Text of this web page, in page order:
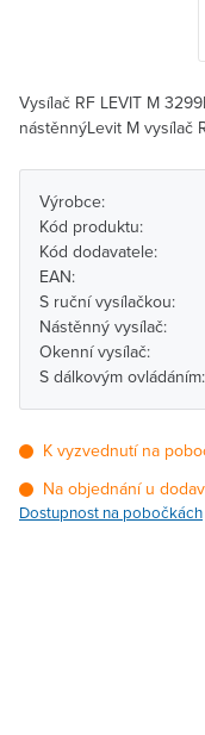
Vysílač RF LEVIT M
nástěnnýLevit M vysílač
Výrobce:
Kód produktu:
Kód dodavatele:
EAN:
S ruční vysílačkou:
Nástěnný vysílač:
Okenní vysílač:
S dálkovým ovládáním:
K vyzvednutí na
Na objednání u
Dostupnost na pobočkách